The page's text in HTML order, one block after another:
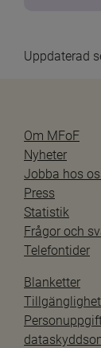
Uppdaterad
Om MFoF
Nyheter
Jobba hos
Press
Statistik
Frågor och
Telefontider
Blanketter